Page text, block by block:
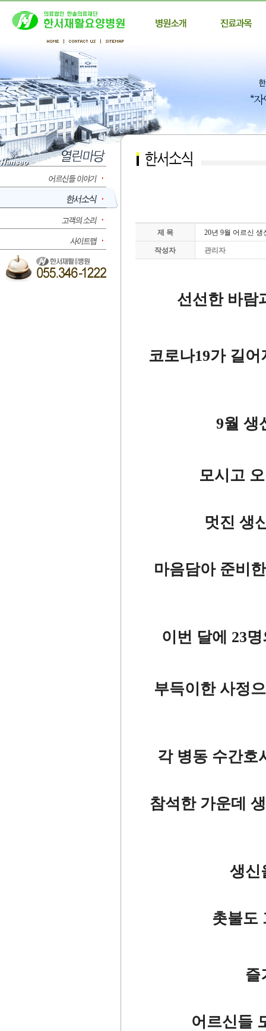
제 목 20년 9월 어르신
작성자 관리자
선선한 바람
코로나19가 길
9월 생
모시고
멋진 생
마음담아 준비
이번 달에 23
부득이한 사정
각 병동 수간호
참석한 가운데
생신
촛불도
즐
어르신들